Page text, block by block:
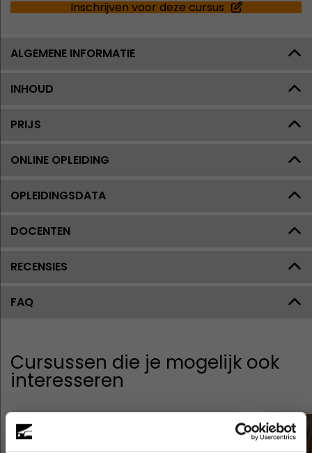
Inschrijven voor deze cursus
ALGEMENE INFORMATIE
INHOUD
PRIJS
ONLINE OPLEIDING
OPLEIDINGSDATA
DOCENTEN
RECENSIES
FAQ
Cursussen die je mogelijk ook
interesseren